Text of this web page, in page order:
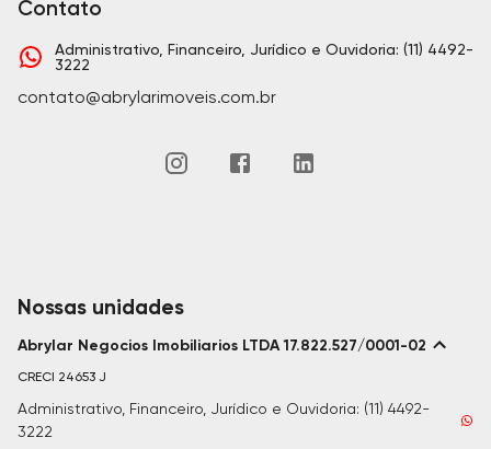
Contato
Administrativo, Financeiro, Jurídico e Ouvidoria: (11) 4492-
3222
contato@abrylarimoveis.com.br
Nossas unidades
Abrylar Negocios Imobiliarios LTDA 17.822.527/0001-02
CRECI 24653 J
Administrativo, Financeiro, Jurídico e Ouvidoria: (11) 4492-
3222